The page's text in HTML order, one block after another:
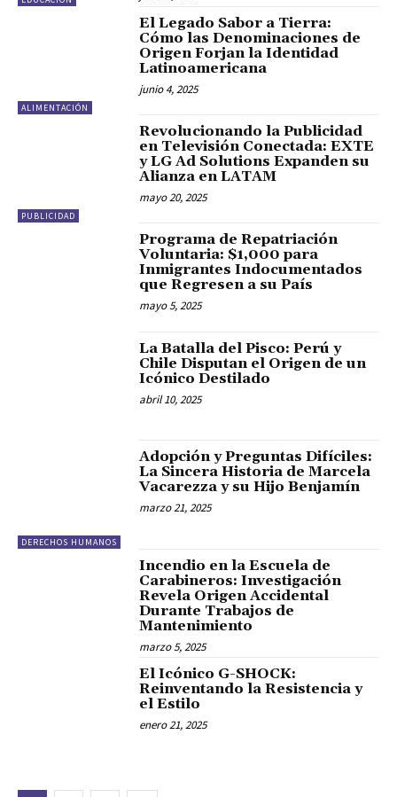
ALIMENTACIÓN
El Legado Sabor a Tierra:
Cómo las Denominaciones de
Origen Forjan la Identidad
Latinoamericana
junio 4, 2025
PUBLICIDAD
Revolucionando la Publicidad
en Televisión Conectada: EXTE
y LG Ad Solutions Expanden su
Alianza en LATAM
mayo 20, 2025
Programa de Repatriación
Voluntaria: $1,000 para
Inmigrantes Indocumentados
que Regresen a su País
mayo 5, 2025
La Batalla del Pisco: Perú y
Chile Disputan el Origen de un
Icónico Destilado
abril 10, 2025
DERECHOS HUMANOS
Adopción y Preguntas Difíciles:
La Sincera Historia de Marcela
Vacarezza y su Hijo Benjamín
marzo 21, 2025
Incendio en la Escuela de
Carabineros: Investigación
Revela Origen Accidental
Durante Trabajos de
Mantenimiento
marzo 5, 2025
El Icónico G-SHOCK:
Reinventando la Resistencia y
el Estilo
enero 21, 2025